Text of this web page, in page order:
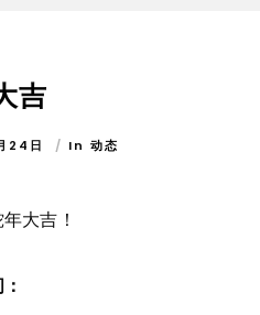
吉
24日 In动态
大吉！